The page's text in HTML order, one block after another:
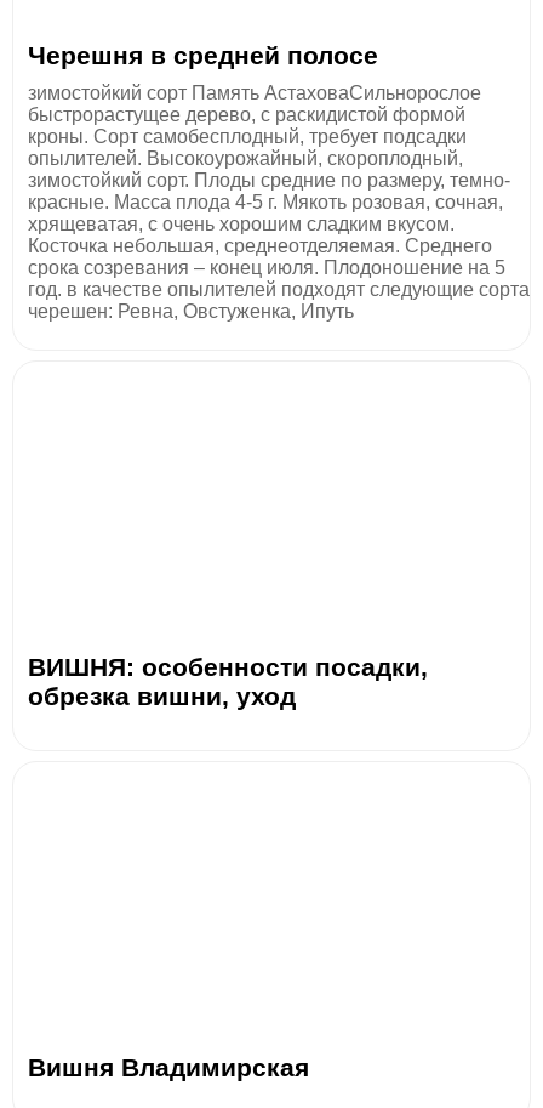
Черешня в средней полосе
зимостойкий сорт Память АстаховаСильнорослое
быстрорастущее дерево, с раскидистой формой
кроны. Сорт самобесплодный, требует подсадки
опылителей. Высокоурожайный, скороплодный,
зимостойкий сорт. Плоды средние по размеру, темно-
красные. Масса плода 4-5 г. Мякоть розовая, сочная,
хрящеватая, с очень хорошим сладким вкусом.
Косточка небольшая, среднеотделяемая. Среднего
срока созревания – конец июля. Плодоношение на 5
год. в качестве опылителей подходят следующие сорта
черешен: Ревна, Овстуженка, Ипуть
ВИШНЯ: особенности посадки,
обрезка вишни, уход
Вишня Владимирская